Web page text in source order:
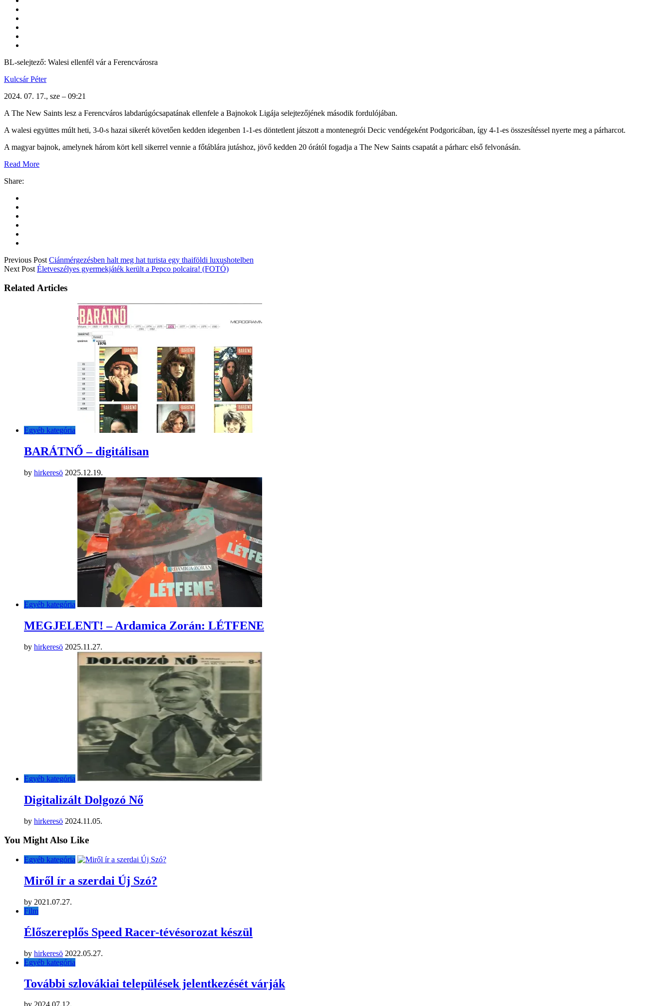
BL-selejtező: Walesi ellenfél vár a Ferencvárosra
Kulcsár Péter
2024. 07. 17., sze – 09:21
A The New Saints lesz a Ferencváros labdarúgócsapatának ellenfele a Bajnokok Ligája selejtezőjének második fordulójában.
A walesi együttes múlt heti, 3-0-s hazai sikerét követően kedden idegenben 1-1-es döntetlent játszott a montenegrói Decic vendégeként Podgoricában, így 4-1-es összesítéssel nyerte meg a párharcot.
A magyar bajnok, amelynek három kört kell sikerrel vennie a főtáblára jutáshoz, jövő kedden 20 órától fogadja a The New Saints csapatát a párharc első felvonásán.
Read More
Share:
Previous Post Ciánmérgezésben halt meg hat turista egy thaiföldi luxushotelben
Next Post Életveszélyes gyermekjáték került a Pepco polcaira! (FOTÓ)
Related Articles
Egyéb kategória
BARÁTNŐ – digitálisan
by hirkeresö 2025.12.19.
Egyéb kategória
MEGJELENT! – Ardamica Zorán: LÉTFENE
by hirkeresö 2025.11.27.
Egyéb kategória
Digitalizált Dolgozó Nő
by hirkeresö 2024.11.05.
You Might Also Like
Egyéb kategória
Miről ír a szerdai Új Szó?
by 2021.07.27.
Film
Élőszereplős Speed Racer-tévésorozat készül
by hirkeresö 2022.05.27.
Egyéb kategória
További szlovákiai települések jelentkezését várják